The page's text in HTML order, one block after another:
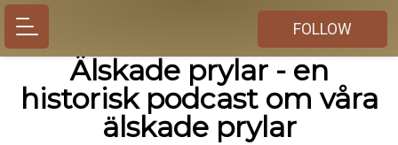
FOLLOW
Älskade prylar - en
historisk podcast om våra
älskade prylar